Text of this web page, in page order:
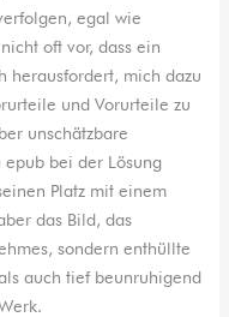
egal wie
oft vor, dass ein
herausfordert, mich dazu
und Vorurteile zu
unschätzbare
bei der Lösung
Platz mit einem
das Bild, das
sondern enthüllte
auch tief beunruhigend